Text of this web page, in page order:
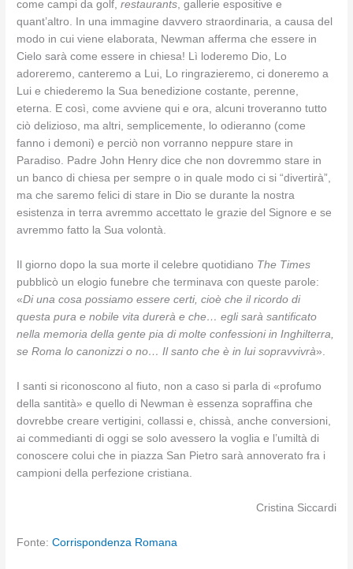
come campi da golf,restaurants, gallerie espositive e
quant’altro. In una immagine davvero straordinaria, a causa del
modo in cui viene elaborata, Newman afferma che essere in
Cielo sarà come essere in chiesa! Lì loderemo Dio, Lo
adoreremo, canteremo a Lui, Lo ringrazieremo, ci doneremo a
Lui e chiederemo la Sua benedizione costante, perenne,
eterna. E così, come avviene qui e ora, alcuni troveranno tutto
ciò delizioso, ma altri, semplicemente, lo odieranno (come
fanno i demoni) e perciò non vorranno neppure stare in
Paradiso. Padre John Henry dice che non dovremmo stare in
un banco di chiesa per sempre o in quale modo ci si “divertirà”,
ma che saremo felici di stare in Dio se durante la nostra
esistenza in terra avremmo accettato le grazie del Signore e se
avremmo fatto la Sua volontà.
Il giorno dopo la sua morte il celebre quotidiano The Times
pubblicò un elogio funebre che terminava con queste parole:
«Di una cosa possiamo essere certi, cioè che il ricordo di
questa pura e nobile vita durerà e che… egli sarà santificato
nella memoria della gente pia di molte confessioni in Inghilterra,
se Roma lo canonizzi o no… Il santo che è in lui sopravvivrà».
I santi si riconoscono al fiuto, non a caso si parla di «profumo
della santità» e quello di Newman è essenza sopraffina che
dovrebbe creare vertigini, collassi e, chissà, anche conversioni,
ai commedianti di oggi se solo avessero la voglia e l’umiltà di
conoscere colui che in piazza San Pietro sarà annoverato fra i
campioni della perfezione cristiana.
Cristina Siccardi
Fonte:Corrispondenza Romana